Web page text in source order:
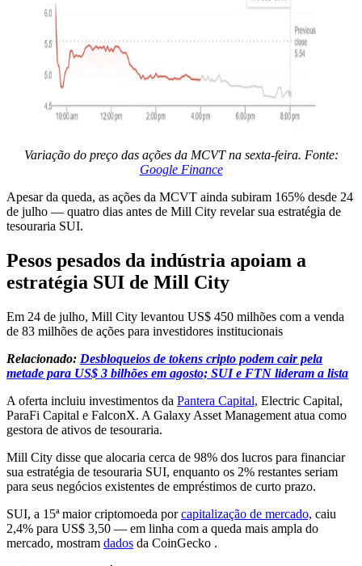
Variação do preço das ações da MCVT na sexta-feira. Fonte:
Google Finance
Apesar da queda, as ações da MCVT ainda subiram 165% desde 24
de julho — quatro dias antes de Mill City revelar sua estratégia de
tesouraria SUI.
Pesos pesados da indústria apoiam a
estratégia SUI de Mill City
Em 24 de julho, Mill City levantou US$ 450 milhões com a venda
de 83 milhões de ações para investidores institucionais
Relacionado: Desbloqueios de tokens cripto podem cair pela
metade para US$ 3 bilhões em agosto; SUI e FTN lideram a lista
A oferta incluiu investimentos da Pantera Capital, Electric Capital,
ParaFi Capital e FalconX. A Galaxy Asset Management atua como
gestora de ativos de tesouraria.
Mill City disse que alocaria cerca de 98% dos lucros para financiar
sua estratégia de tesouraria SUI, enquanto os 2% restantes seriam
para seus negócios existentes de empréstimos de curto prazo.
SUI, a 15ª maior criptomoeda porcapitalização de mercado, caiu
2,4% para US$ 3,50 — em linha com a queda mais ampla do
mercado, mostram dados da CoinGecko .